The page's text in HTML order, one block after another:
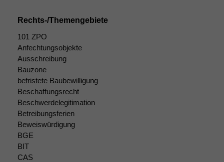
Rechts-/Themengebiete
101 ZPO
Anfechtungsobjekte
Ausschreibung
Bauzone
befristete Baubewilligung
Beschaffungsrecht
Beschwerdelegitimation
Betreibungsferien
Beweiswürdigung
BGE
BIT
CAS